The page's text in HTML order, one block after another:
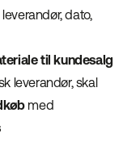
dato,
til kundesalg
leverandør, skal
med